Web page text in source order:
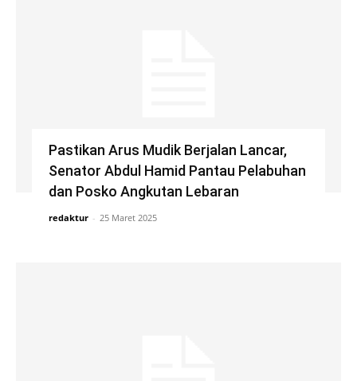
Pastikan Arus Mudik Berjalan Lancar,
Senator Abdul Hamid Pantau Pelabuhan
dan Posko Angkutan Lebaran
redaktur - 25 Maret 2025